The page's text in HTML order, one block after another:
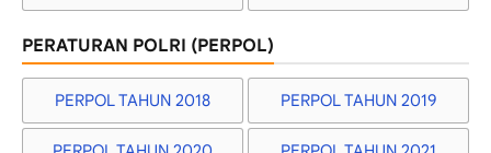
PERATURAN POLRI (PERPOL)
PERPOL TAHUN 2018 PERPOL TAHUN 2019